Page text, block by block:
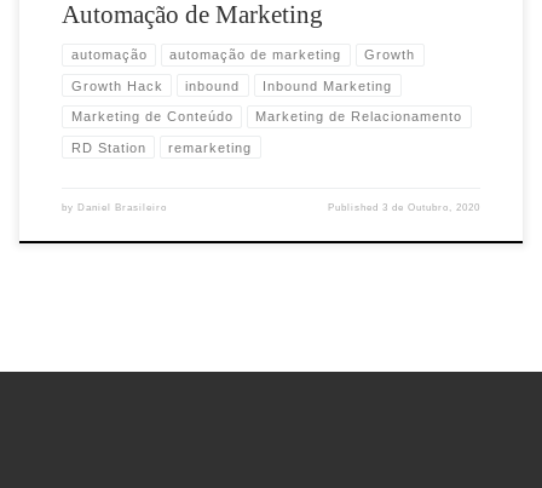
Automação de Marketing
automação automação de marketing Growth
Growth Hack inbound Inbound Marketing
Marketing de Conteúdo Marketing de Relacionamento
RD Station remarketing
by Daniel Brasileiro Published3 de Outubro, 2020